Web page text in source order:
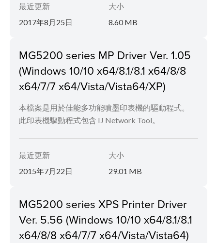
最近更新
2017年8月25日
大小
8.60 MB
MG5200 series MP Driver Ver. 1.05
(Windows 10/10 x64/8.1/8.1 x64/8/8
x64/7/7 x64/Vista/Vista64/XP)
本檔案是用於佳能多功能噴墨印表機的驅動程式。
此印表機驅動程式包含 IJ Network Tool。
最近更新
2015年7月22日
大小
29.01 MB
MG5200 series XPS Printer Driver
Ver. 5.56 (Windows 10/10 x64/8.1/8.1
x64/8/8 x64/7/7 x64/Vista/Vista64)